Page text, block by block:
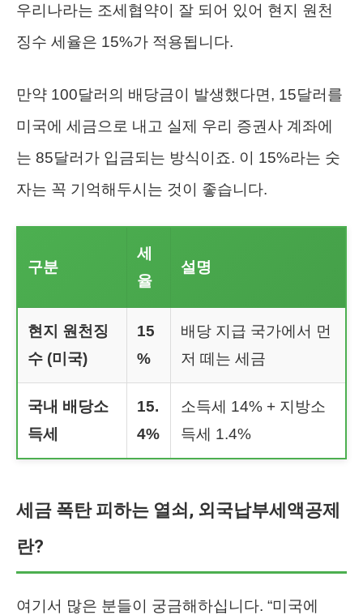
우리나라는 조세협약이 잘 되어 있어 현지 원천
징수 세율은 15%가 적용됩니다.
만약 100달러의 배당금이 발생했다면, 15달러를
미국에 세금으로 내고 실제 우리 증권사 계좌에
는 85달러가 입금되는 방식이죠. 이 15%라는 숫
자는 꼭 기억해두시는 것이 좋습니다.
구분
세
율
설명
현지 원천징
수 (미국)
15
%
배당 지급 국가에서 먼
저 떼는 세금
국내 배당소
득세
15.
4%
소득세 14% + 지방소
득세 1.4%
세금 폭탄 피하는 열쇠, 외국납부세액공제
란?
여기서 많은 분들이 궁금해하십니다. “미국에